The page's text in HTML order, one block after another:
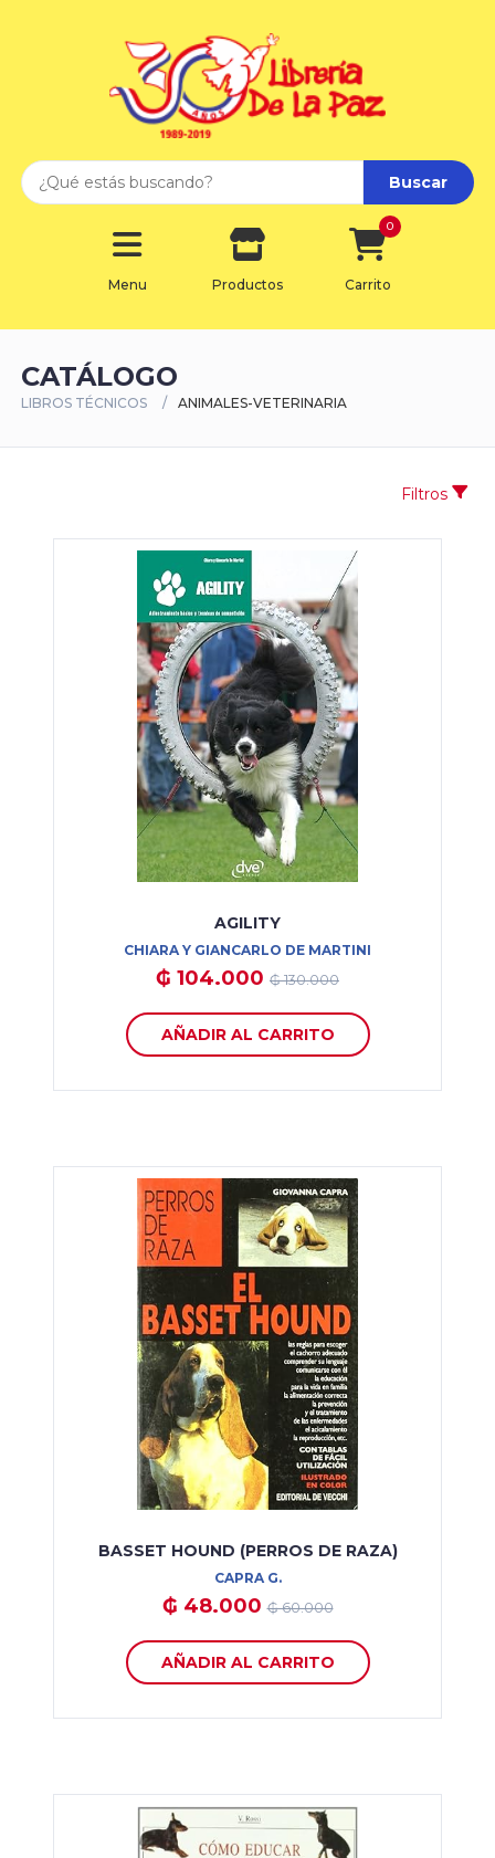
Buscar
Menu Productos Carrito
0
CATÁLOGO
LIBROS TÉCNICOS ANIMALES-VETERINARIA
Filtros
AGILITY
CHIARA Y GIANCARLO DE MARTINI
₲ 104.000 ₲ 130.000
AÑADIR AL CARRITO
BASSET HOUND (PERROS DE RAZA)
CAPRA G.
₲ 48.000₲ 60.000
AÑADIR AL CARRITO